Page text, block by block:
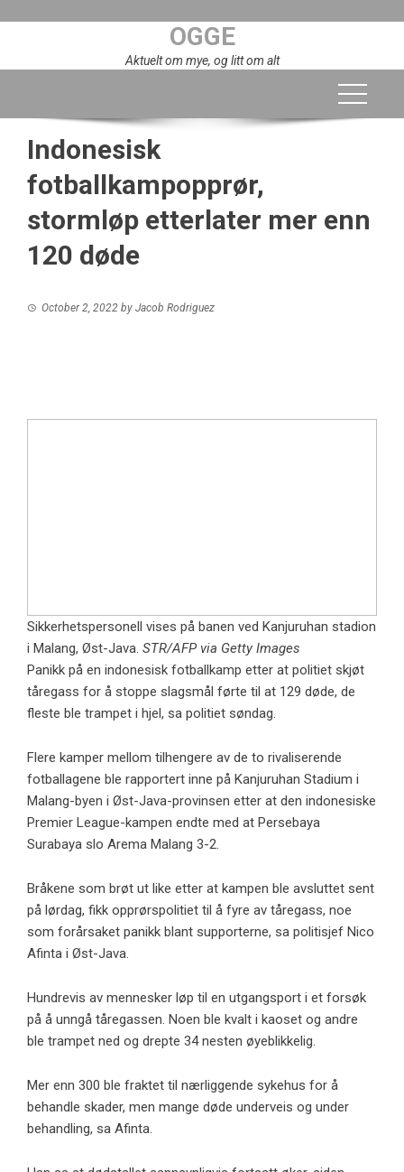
OGGE
Aktuelt om mye, og litt om alt
Indonesisk
fotballkampopprør,
stormløp etterlater mer enn
120 døde
October 2, 2022 by Jacob Rodriguez
Sikkerhetspersonell vises på banen ved Kanjuruhan stadion
i Malang, Øst-Java. STR/AFP via Getty Images
Panikk på en indonesisk fotballkamp etter at politiet skjøt
tåregass for å stoppe slagsmål førte til at 129 døde, de
fleste ble trampet i hjel, sa politiet søndag.
Flere kamper mellom tilhengere av de to rivaliserende
fotballagene ble rapportert inne på Kanjuruhan Stadium i
Malang-byen i Øst-Java-provinsen etter at den indonesiske
Premier League-kampen endte med at Persebaya
Surabaya slo Arema Malang 3-2.
Bråkene som brøt ut like etter at kampen ble avsluttet sent
på lørdag, fikk opprørspolitiet til å fyre av tåregass, noe
som forårsaket panikk blant supporterne, sa politisjef Nico
Afinta i Øst-Java.
Hundrevis av mennesker løp til en utgangsport i et forsøk
på å unngå tåregassen. Noen ble kvalt i kaoset og andre
ble trampet ned og drepte 34 nesten øyeblikkelig.
Mer enn 300 ble fraktet til nærliggende sykehus for å
behandle skader, men mange døde underveis og under
behandling, sa Afinta.